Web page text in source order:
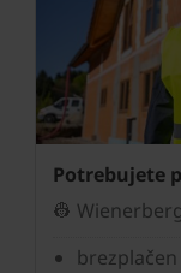
Potrebujete
👷